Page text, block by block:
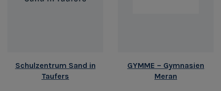
Schulzentrum Sand in
Taufers
GYMME – Gymnasien
Meran